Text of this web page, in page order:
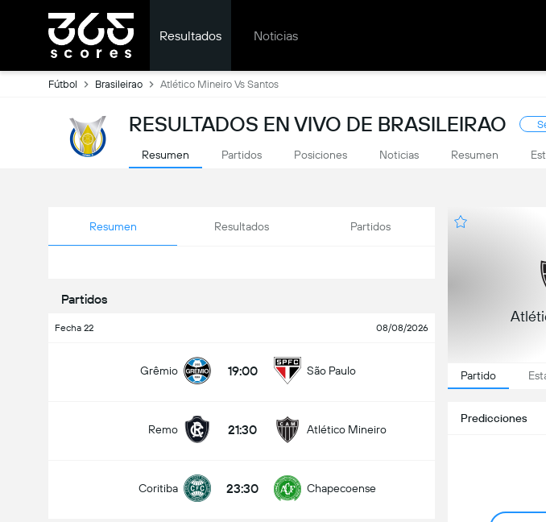
Resultados Noticias
Fútbol Brasileirao Atlético Mineiro Vs Santos
RESULTADOS EN VIVO DE BRASILEIRAO
Resumen Partidos Posiciones Noticias Resumen
Resumen Resultados Partidos
Partidos
Fecha 22 08/08/2026
Grêmio 19:00 São Paulo
Remo 21:30 Atlético Mineiro
Coritiba 23:30 Chapecoense
Partido
Predicciones